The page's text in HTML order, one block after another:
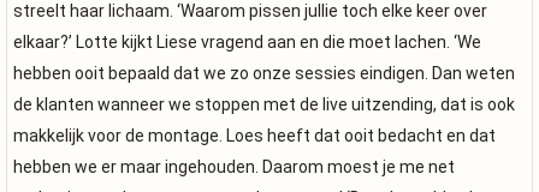
streelt haar lichaam. ‘Waarom pissen jullie toch elke keer over
elkaar?’ Lotte kijkt Liese vragend aan en die moet lachen. ‘We
hebben ooit bepaald dat we zo onze sessies eindigen. Dan weten
de klanten wanneer we stoppen met de live uitzending, dat is ook
makkelijk voor de montage. Loes heeft dat ooit bedacht en dat
hebben we er maar ingehouden. Daarom moest je me net